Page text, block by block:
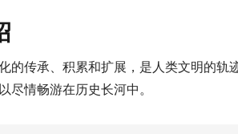
的传承、积累和扩展，是人类文明的
尽情畅游在历史长河中。